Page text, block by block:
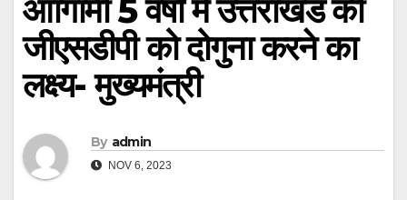
आागामी 5 वर्षों में उत्तराखंड की
जीएसडीपी को दोगुना करने का
लक्ष्य- मुख्यमंत्री
By admin
NOV 6, 2023